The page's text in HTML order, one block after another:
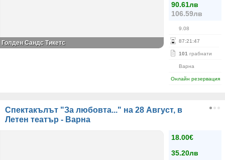
90.61лв
106.59лв
9.08
87:21 :47
101 грабнати
Варна
Онлайн резервация
Голден Сандс Тикетс
Спектакълът "За любовта..." на 28 Август, в
Летен театър - Варна
18.00€
35.20лв